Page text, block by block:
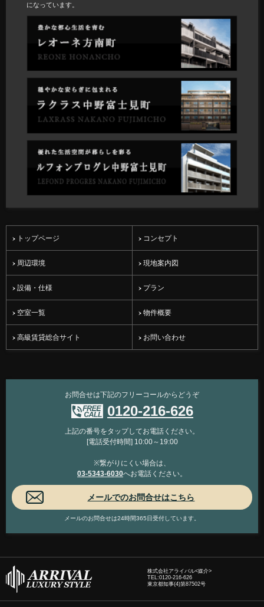
になっています。
トップページ コンセプト
周辺環境 現地案内図
設備・仕様 プラン
空室一覧 物件概要
高級賃貸総合サイト お問い合わせ
お問合せは下記のフリーコールからどうぞ
0120-216-626
上記の番号をタップしてお電話ください。
[電話受付時間] 10:00～19:00
※繋がりにくい場合は、
03-5343-6030へお電話ください。
メールのお問合せは24時間365日受付しています。
株式会社アライバル<媒介>
TEL:0120-216-626
東京都知事(4)第87502号